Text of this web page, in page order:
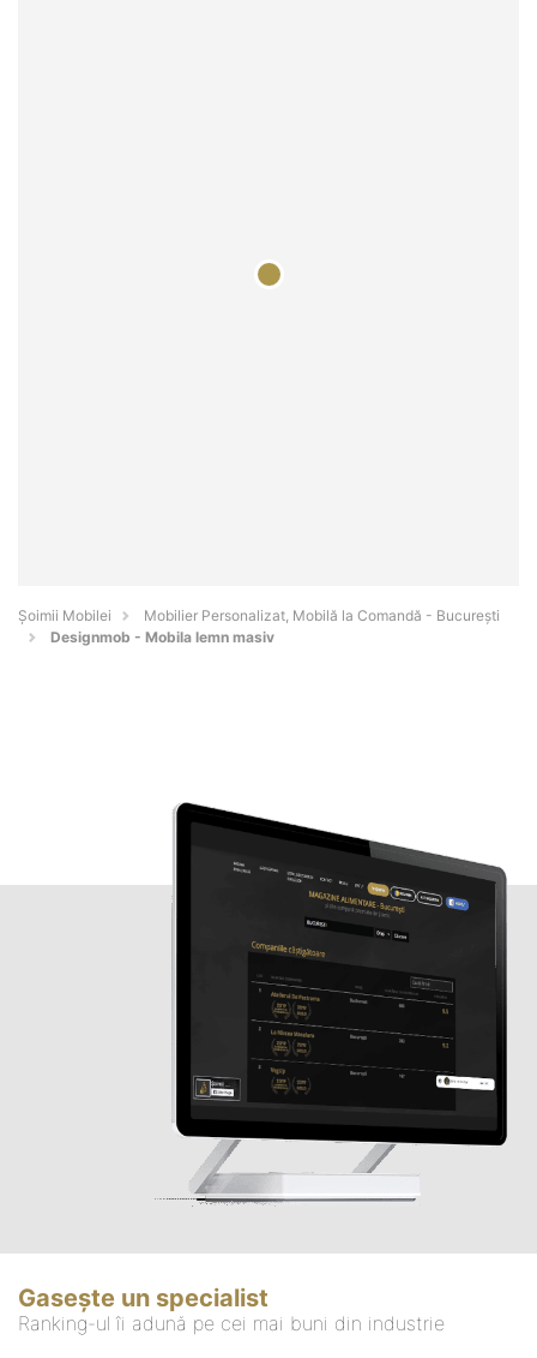
Șoimii Mobilei
Mobilier Personalizat, Mobilă la Comandă - Bucureşti
Designmob - Mobila lemn masiv
Gasește un specialist
Ranking-ul îi adună pe cei mai buni din industrie